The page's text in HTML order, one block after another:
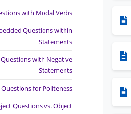
with Modal Verbs
Questions within
Statements
Questions with Negative
Statements
for Politeness
Questions vs. Object